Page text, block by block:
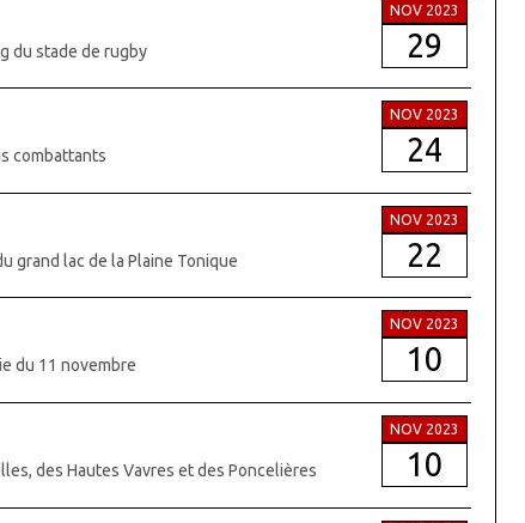
du stade de rugby
NOV 2023
29
combattants
NOV 2023
24
grand lac de la Plaine Tonique
NOV 2023
22
du 11 novembre
NOV 2023
10
des Hautes Vavres et des Poncelières
NOV 2023
10